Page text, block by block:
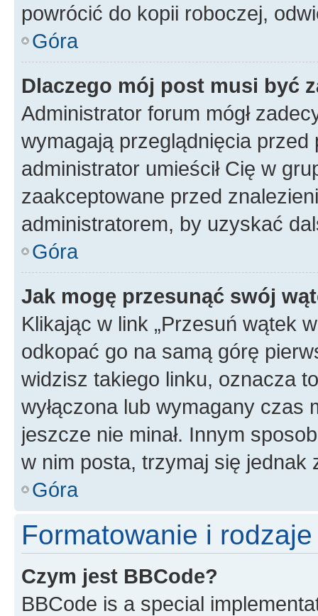
powrócić do kopii roboczej,
Góra
Dlaczego mój post musi być
Administrator forum mógł
wymagają przeglądnięcia
administrator umieścił Cię w
zaakceptowane przed
administratorem, by uzyskać
Góra
Jak mogę przesunąć swój
Klikając w link „Przesuń wątek
odkopać go na samą górę
widzisz takiego linku, oznacza
wyłączona lub wymagany czas
jeszcze nie minał. Innym
w nim posta, trzymaj się jednak
Góra
Formatowanie i
Czym jest BBCode?
BBCode is a special